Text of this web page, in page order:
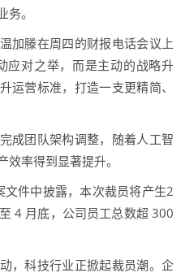
。
滕在周四的财报电话会议上
应对之举，而是主动的战略升
运营标准，打造一支更精简、
团队架构调整，随着人工智
率得到显著提升。
件中披露，本次裁员将产生2
4 月底，公司员工总数超 300
科技行业正掀起裁员潮。企